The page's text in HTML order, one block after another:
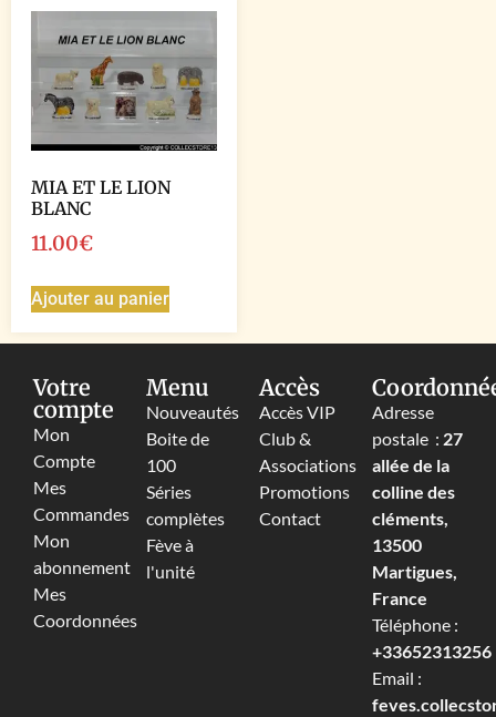
MIA ET LE LION
BLANC
11.00€
Ajouter au panier
Votre
compte
Mon
Compte
Mes
Commandes
Mon
abonnement
Mes
Coordonnées
Menu
Nouveautés
Boite de
100
Séries
complètes
Fève à
l'unité
Accès
Accès VIP
Club &
Associations
Promotions
Contact
Adresse
postale : 27
allée de la
colline des
cléments,
13500
Martigues,
France
Téléphone :
+33652313256‬
Email :